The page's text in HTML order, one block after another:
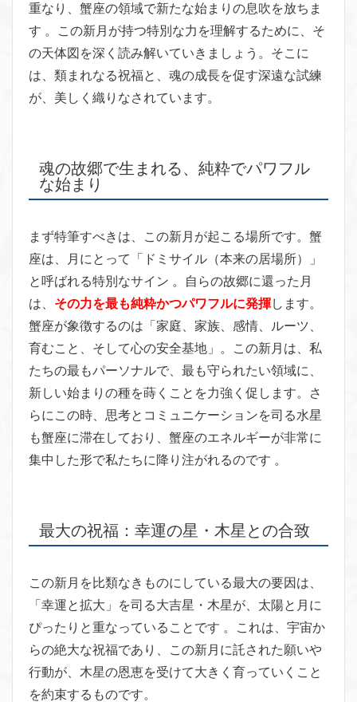
重なり、蟹座の領域で新たな始まりの息吹を放ちま
す 。この新月が持つ特別な力を理解するために、そ
の天体図を深く読み解いていきましょう。そこに
は、類まれなる祝福と、魂の成長を促す深遠な試練
が、美しく織りなされています。
魂の故郷で生まれる、純粋でパワフル
な始まり
まず特筆すべきは、この新月が起こる場所です。蟹
座は、月にとって「ドミサイル（本来の居場所）」
と呼ばれる特別なサイン 。自らの故郷に還った月
は、 その力を最も純粋かつパワフルに発揮します。
蟹座が象徴するのは「家庭、家族、感情、ルーツ、
育むこと、そして心の安全基地」。この新月は、私
たちの最もパーソナルで、最も守られたい領域に、
新しい始まりの種を蒔くことを力強く促します。さ
らにこの時、思考とコミュニケーションを司る水星
も蟹座に滞在しており、蟹座のエネルギーが非常に
集中した形で私たちに降り注がれるのです 。
最大の祝福：幸運の星・木星との合致
この新月を比類なきものにしている最大の要因は、
「幸運と拡大」を司る大吉星・木星が、太陽と月に
ぴったりと重なっていることです 。これは、宇宙か
らの絶大な祝福であり、この新月に託された願いや
行動が、木星の恩恵を受けて大きく育っていくこと
を約束するものです。